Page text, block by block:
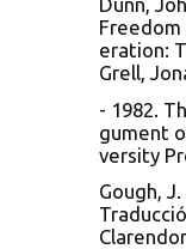
Dunn,
Freedom
eration:
Grell,
- 1982.
gument
versity
Gough,